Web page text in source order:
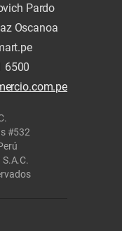
Pardo
Oscanoa
6500
#532